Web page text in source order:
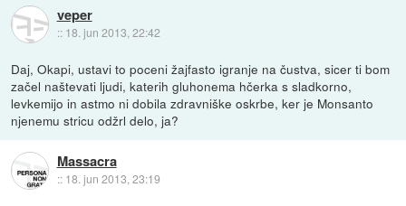
veper
:: 18. jun 2013, 22:42
Daj, Okapi, ustavi to poceni žajfasto igranje na čustva, sicer ti bom
začel naštevati ljudi, katerih gluhonema hčerka s sladkorno,
levkemijo in astmo ni dobila zdravniške oskrbe, ker je Monsanto
njenemu stricu odžrl delo, ja?
Massacra
:: 18. jun 2013, 23:19